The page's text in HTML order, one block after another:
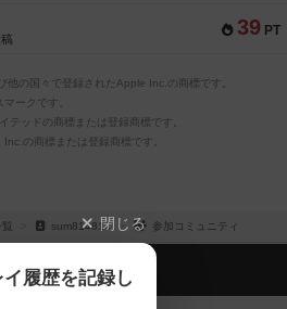
39 PT
の国々で登録されたApple Inc.の商標です。
ークです。
テッドの商標または登録商標です。
の商標または登録商標です。
sum814814 参加コミュニティ
閉じる
履歴を記録し